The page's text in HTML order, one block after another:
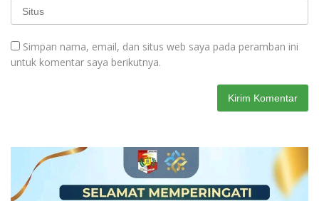
Simpan nama, email, dan situs web saya pada peramban ini
untuk komentar saya berikutnya.